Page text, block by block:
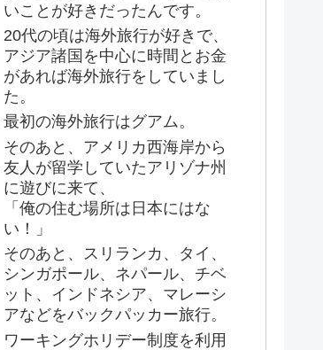
いことが好きだったんです。
20代の頃は海外旅行が好きで、
アジア諸国を中心に時間とお金
があれば海外旅行をしていまし
た。
最初の海外旅行はグアム。
そのあと、アメリカ西海岸から
友人が留学していたアリゾナ州
に遊びに来て、
「俺の住む場所は日本にはな
い！」
そのあと、スリランカ、タイ、
シンガポール、ネパール、チベ
ット、インドネシア、マレーシ
アなどをバックパッカー旅行。
ワーキングホリデー制度を利用